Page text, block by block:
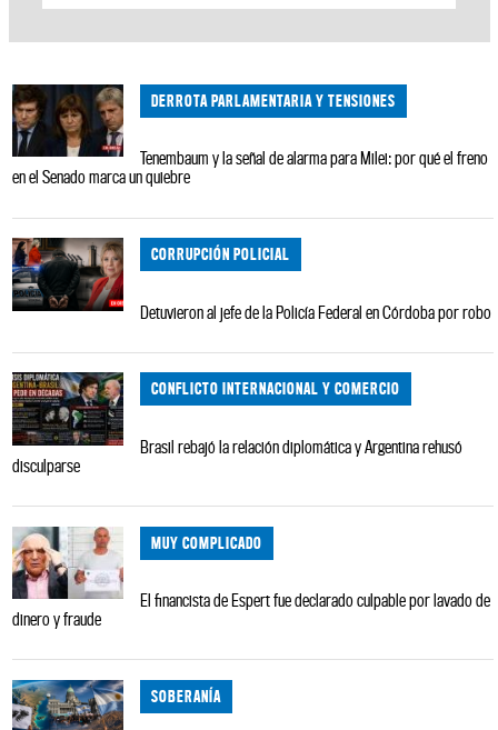
DERROTA PARLAMENTARIA Y TENSIONES
Tenembaum y la señal de alarma para Milei: por qué el freno
en el Senado marca un quiebre
CORRUPCIÓN POLICIAL
Detuvieron al jefe de la Policía Federal en Córdoba por robo
CONFLICTO INTERNACIONAL Y COMERCIO
Brasil rebajó la relación diplomática y Argentina rehusó
disculparse
MUY COMPLICADO
El financista de Espert fue declarado culpable por lavado de
dinero y fraude
SOBERANÍA